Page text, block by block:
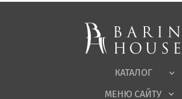
КАТАЛОГ
Корпусні меблі
Офісні меблі
Садові меблі
МЕНЮ САЙТУ